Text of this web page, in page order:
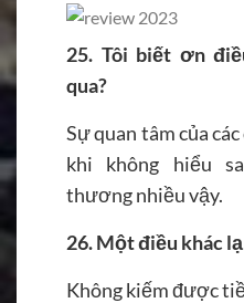
25. Tôi biết ơn
qua?
Sự quan tâm của
khi không hiểu
thương nhiều vậy.
26.Một điều khác
Không kiếm được